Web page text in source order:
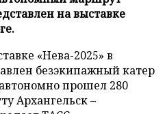
на выставке
«Нева-2025» в
безэкипажный катер
прошел 280
Архангельск –